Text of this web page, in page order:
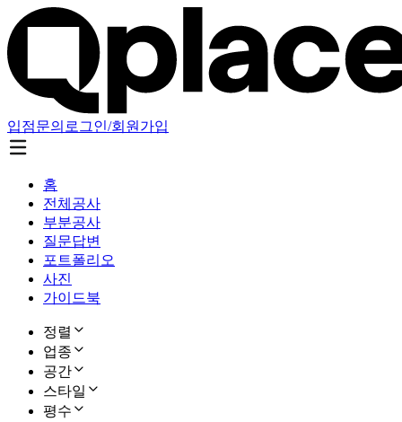
입점문의 로그인/회원가입
홈
전체공사
부분공사
질문답변
포트폴리오
사진
가이드북
정렬
업종
공간
스타일
평수